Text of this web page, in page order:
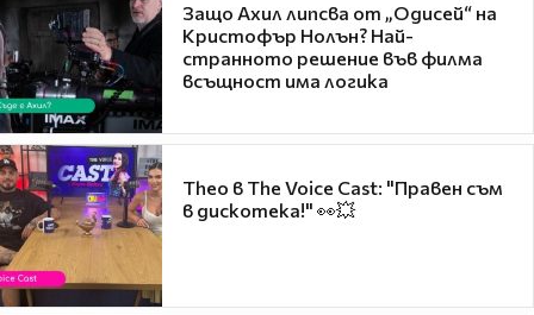
Защо Ахил липсва от „Одисей“ на
Кристофър Нолън? Най-
странното решение във филма
всъщност има логика
Theo в The Voice Cast: "Правен съм
в дискотека!" 👀💥